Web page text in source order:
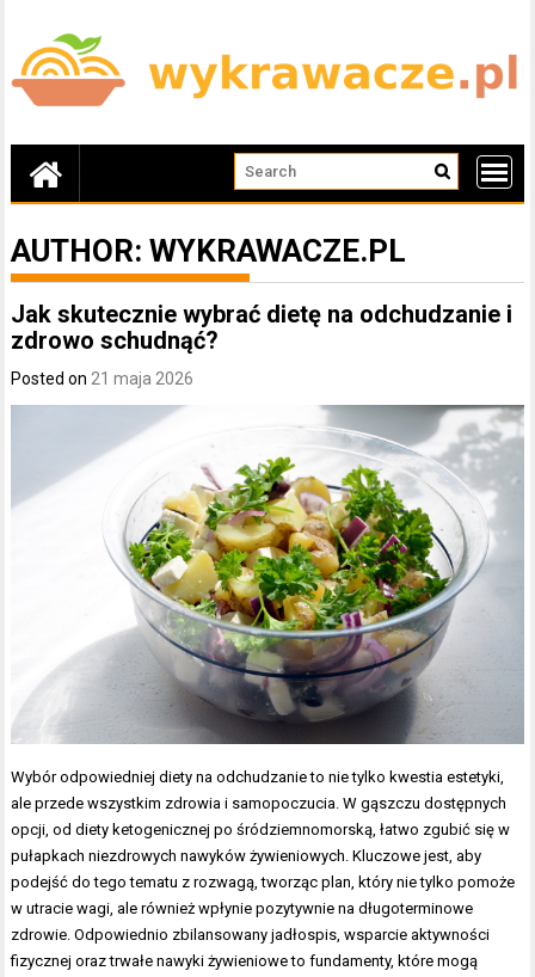
content
AUTHOR:WYKRAWACZE.PL
Jak skutecznie wybrać dietę na odchudzanie i
zdrowo schudnąć?
Posted on 21 maja 2026
Wybór odpowiedniej diety na odchudzanie to nie tylko kwestia estetyki,
ale przede wszystkim zdrowia i samopoczucia. W gąszczu dostępnych
opcji, od diety ketogenicznej po śródziemnomorską, łatwo zgubić się w
pułapkach niezdrowych nawyków żywieniowych. Kluczowe jest, aby
podejść do tego tematu z rozwagą, tworząc plan, który nie tylko pomoże
w utracie wagi, ale również wpłynie pozytywnie na długoterminowe
zdrowie. Odpowiednio zbilansowany jadłospis, wsparcie aktywności
fizycznej oraz trwałe nawyki żywieniowe to fundamenty, które mogą